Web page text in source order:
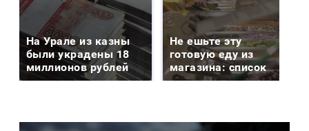
На Урале из казны
были украдены 18
миллионов рублей
Не ешьте эту
готовую еду из
магазина: список